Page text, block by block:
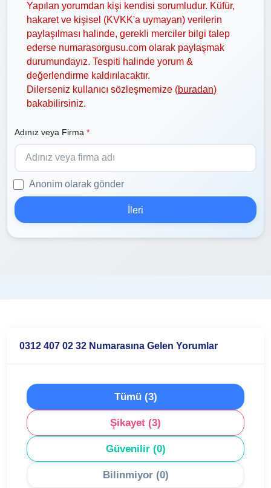
Yapılan yorumdan kişi kendisi sorumludur. Küfür,
hakaret ve kişisel (KVKK'a uymayan) verilerin
paylaşılması halinde, gerekli merciler bilgi talep
ederse numarasorgusu.com olarak paylaşmak
durumundayız. Tespiti halinde yorum &
değerlendirme kaldırılacaktır.
Dilerseniz kullanıcı sözleşmemize (buradan)
bakabilirsiniz.
Adınız veya Firma *
Anonim olarak gönder
İleri
0312 407 02 32 Numarasına Gelen Yorumlar
Tümü (3)
Şikayet (3)
Güvenilir (0)
Bilinmiyor (0)